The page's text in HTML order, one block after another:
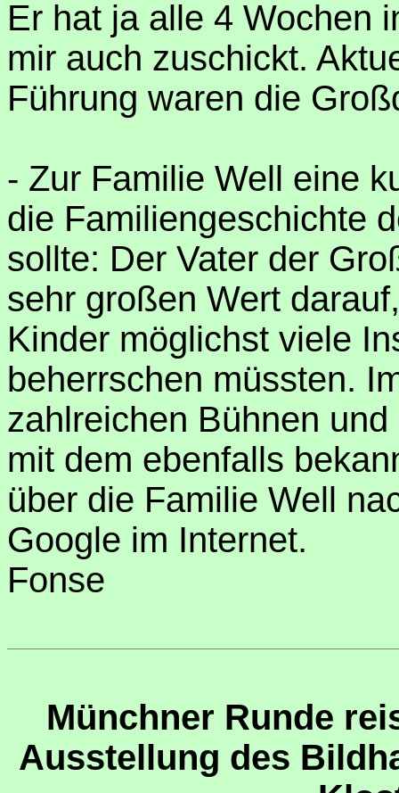
Er hat ja alle 4 Wochen
mir auch zuschickt.
Führung waren die
- Zur Familie Well eine
die Familiengeschichte
sollte: Der Vater der
sehr großen Wert
Kinder möglichst viele
beherrschen müssten.
zahlreichen Bühnen
mit dem ebenfalls
über die Familie Well
Google im Internet.
Fonse
Münchner Runde
Ausstellung des